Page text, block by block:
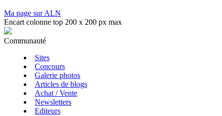
Ma page sur ALN
Encart colonne top 200 x 200 px max
Communauté
Sites
Concours
Galerie photos
Articles de blogs
Achat / Vente
Newsletters
Editeurs